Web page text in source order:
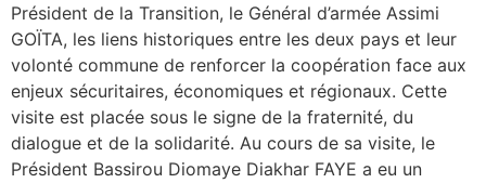
Président de la Transition, le Général d’armée Assimi
GOÏTA, les liens historiques entre les deux pays et leur
volonté commune de renforcer la coopération face aux
enjeux sécuritaires, économiques et régionaux. Cette
visite est placée sous le signe de la fraternité, du
dialogue et de la solidarité. Au cours de sa visite, le
Président Bassirou Diomaye Diakhar FAYE a eu un